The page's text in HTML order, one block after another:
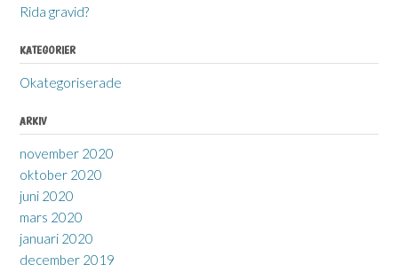
Rida gravid?
KATEGORIER
Okategoriserade
ARKIV
november 2020
oktober 2020
juni 2020
mars 2020
januari 2020
december 2019